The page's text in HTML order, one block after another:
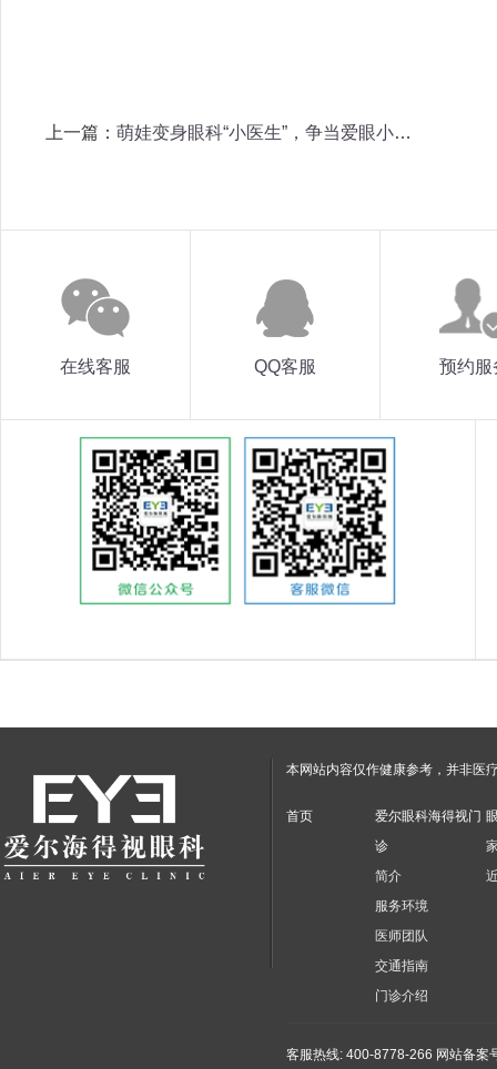
上一篇： 萌娃变身眼科“小医生”，争当爱眼小卫士！
在线客服 QQ客服 预约服
本网站内容仅作健康参考，并非医
首页
爱尔眼科海得视门
诊
简介
服务环境
医师团队
交通指南
门诊介绍
客服热线: 400-8778-266 网站备案